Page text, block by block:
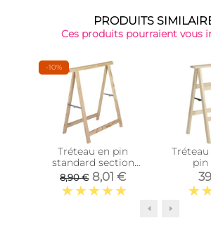
PRODUITS
Ces produits pourraient vous
-10%
Tréteau en pin
standard section
40x17 mm (Unitaire)
8,90 € 8,01 €
pin